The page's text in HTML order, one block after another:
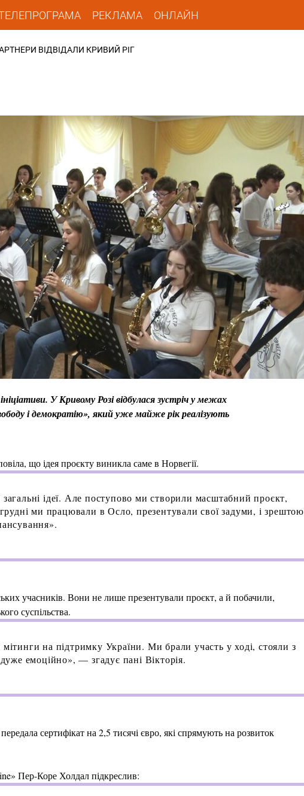
РЕКЛАМА ОНЛАЙН
ВІДВІДАЛИ КРИВИЙ РІГ
У Кривому Розі відбулася зустріч у межах
і демократію», який уже майже рік реалізують
що ідея проєкту виникла саме в Норвегії.
ідеї. Але поступово ми створили масштабний проєкт,
ми працювали в Осло, презентували свої задуми, і зрештою
учасників. Вони не лише презентували проєкт, а й побачили,
суспільства.
на підтримку України. Ми брали участь у ході, стояли з
емоційно», — згадує пані Вікторія.
сертифікат на 2,5 тисячі євро, які спрямують на розвиток
Пер-Коре Холдал підкреслив: